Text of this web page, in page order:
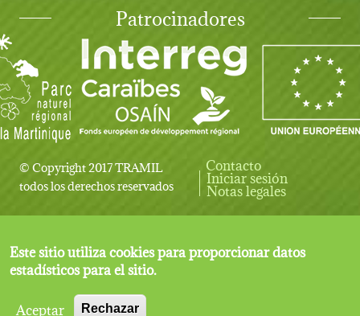
Patrocinadores
© Copyright 2017 TRAMIL
todos los derechos reservados
User account menu
Contacto
Iniciar sesión
Notas legales
Este sitio utiliza cookies para proporcionar datos
estadísticos para el sitio.
Aceptar
Rechazar